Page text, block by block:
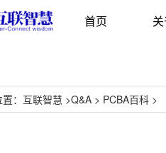
首页
： 互联智慧 >Q&A > PCBA百科 >